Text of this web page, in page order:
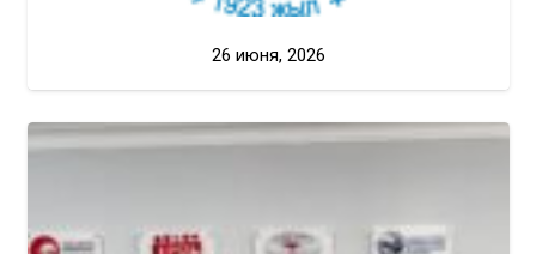
26 июня, 2026